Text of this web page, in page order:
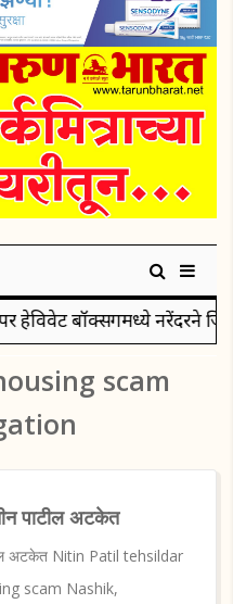
हेविवेट बॉक्सिंगमध्ये नरेंदरने
scam
पाटील अटकेत
अटकेत Nitin Patil tehsildar
scam Nashik,